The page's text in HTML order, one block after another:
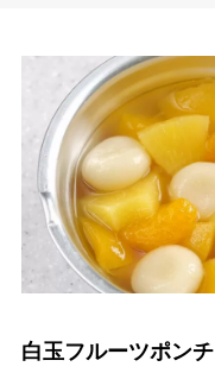
白玉フルーツポンチ